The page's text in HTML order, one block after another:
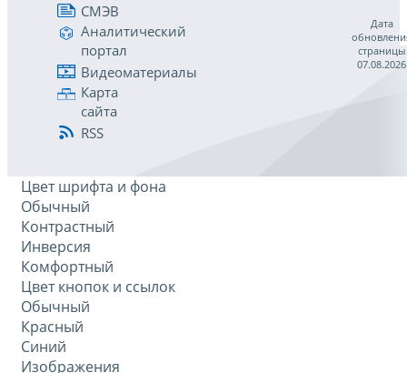
СМЭВ
Аналитический
портал
Видеоматериалы
Карта
сайта
RSS
Дата
страницы
07.08.2026
Цвет шрифта и фона
Обычный
Контрастный
Инверсия
Комфортный
Цвет кнопок и ссылок
Обычный
Красный
Синий
Изображения